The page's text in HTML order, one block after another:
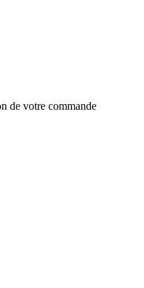
de votre commande